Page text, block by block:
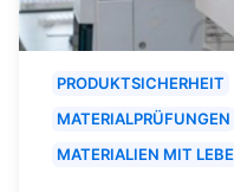
PRODUKTSICHERHEIT
MATERIALPRÜFUNGEN
MATERIALIEN MIT